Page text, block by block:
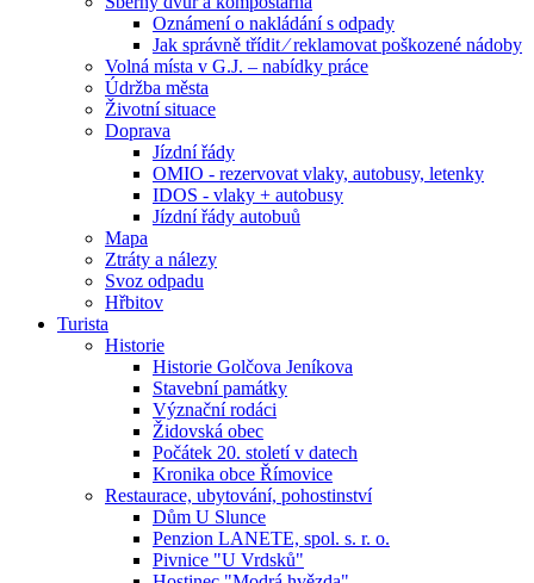
Oznámení o nakládání s odpady
Jak správně třídit ⁄ reklamovat poškozené nádoby
Volná místa v G.J. – nabídky práce
Údržba města
Životní situace
Doprava
Jízdní řády
OMIO - rezervovat vlaky, autobusy, letenky
IDOS - vlaky + autobusy
Jízdní řády autobuů
Mapa
Ztráty a nálezy
Svoz odpadu
Hřbitov
Turista
Historie
Historie Golčova Jeníkova
Stavební památky
Význační rodáci
Židovská obec
Počátek 20. století v datech
Kronika obce Římovice
Restaurace, ubytování, pohostinství
Dům U Slunce
Penzion LANETE, spol. s. r. o.
Pivnice "U Vrdsků"